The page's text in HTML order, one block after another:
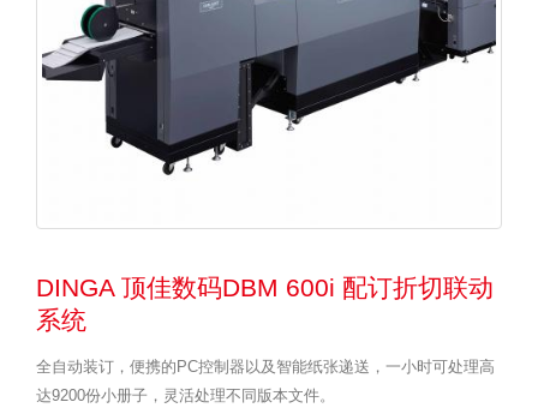
DINGA 顶佳数码DBM 600i 配订折切联动
系统
全自动装订，便携的PC控制器以及智能纸张递送，一小时可处理高
达9200份小册子，灵活处理不同版本文件。